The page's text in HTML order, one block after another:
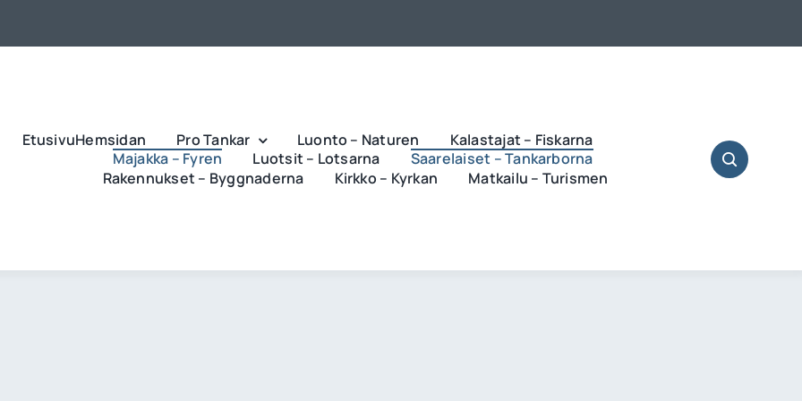
EtusivuHemsidan Pro Tankar Luonto – Naturen
Kalastajat – Fiskarna
Majakka – Fyren
Luotsit – Lotsarna
Saarelaiset – Tankarborna
Rakennukset – Byggnaderna
Kirkko – Kyrkan Matkailu – Turismen